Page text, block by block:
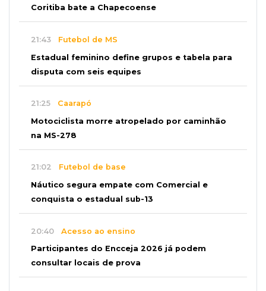
Coritiba bate a Chapecoense
21:43 Futebol de MS
Estadual feminino define grupos e tabela para
disputa com seis equipes
21:25 Caarapó
Motociclista morre atropelado por caminhão
na MS-278
21:02 Futebol de base
Náutico segura empate com Comercial e
conquista o estadual sub-13
20:40 Acesso ao ensino
Participantes do Encceja 2026 já podem
consultar locais de prova